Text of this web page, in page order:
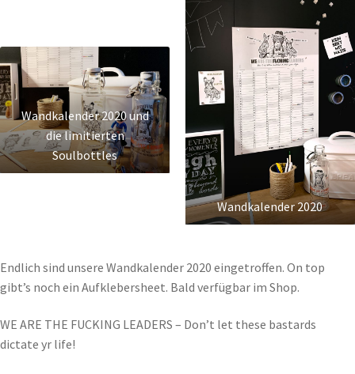
Wandkalender 2020 und
die limitierten
Soulbottles
Wandkalender 2020
Endlich sind unsere Wandkalender 2020 eingetroffen. On top
gibt’s noch ein Aufklebersheet. Bald verfügbar im Shop.
WE ARE THE FUCKING LEADERS – Don’t let these bastards
dictate yr life!